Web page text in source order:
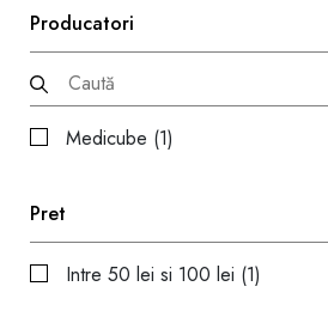
Producatori
Medicube (1)
Pret
Intre 50 lei si 100 lei (1)